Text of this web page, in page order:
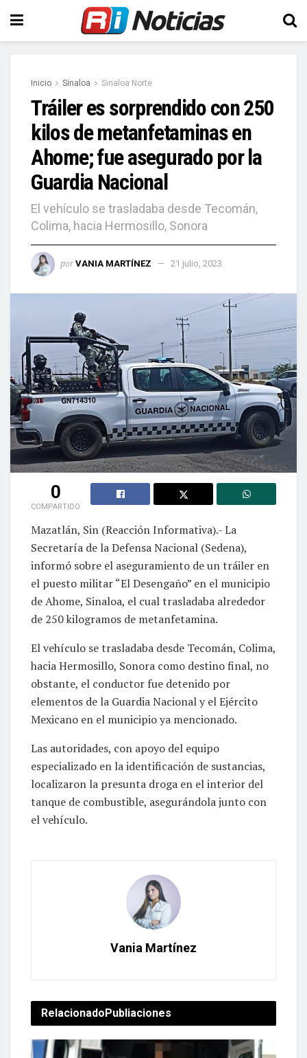
Inicio Sinaloa Sinaloa Norte
Tráiler es sorprendido con 250
kilos de metanfetaminas en
Ahome; fue asegurado por la
Guardia Nacional
El vehículo se trasladaba desde Tecomán,
Colima, hacia Hermosillo, Sonora
por VANIA MARTÍNEZ 21 julio, 2023
0
COMPARTIDO
Mazatlán, Sin (Reacción Informativa).- La
Secretaría de la Defensa Nacional (Sedena),
informó sobre el aseguramiento de un tráiler en
el puesto militar “El Desengaño” en el municipio
de Ahome, Sinaloa, el cual trasladaba alrededor
de 250 kilogramos de metanfetamina.
El vehículo se trasladaba desde Tecomán, Colima,
hacia Hermosillo, Sonora como destino final, no
obstante, el conductor fue detenido por
elementos de la Guardia Nacional y el Ejército
Mexicano en el municipio ya mencionado.
Las autoridades, con apoyo del equipo
especializado en la identificación de sustancias,
localizaron la presunta droga en el interior del
tanque de combustible, asegurándola junto con
el vehículo.
Vania Martínez
RelacionadoPubliaciones